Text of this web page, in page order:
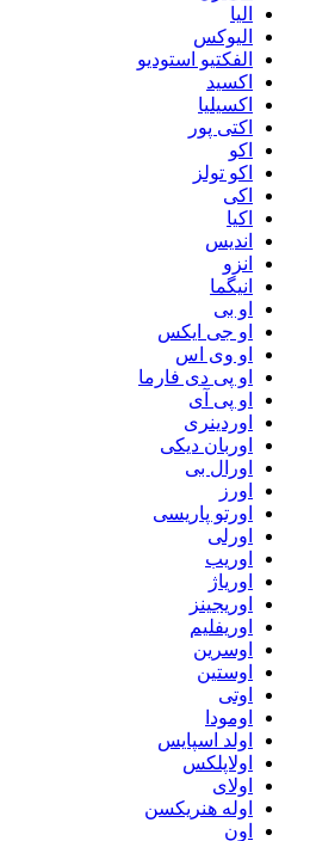
الیا
الیوکس
الفکتیو استودیو
اکسید
اکسیلیا
اکتی پور
اکو
اکو تولز
اکی
اکیا
اندیس
انزو
انیگما
او بی
او جی ایکس
او وی اس
او پی دی فارما
او پی آی
اوردینری
اوربان دیکی
اورال بی
اورز
اورتو پاریسی
اورلی
اوریب
اوریاژ
اوریجینز
اوریفلیم
اوسرین
اوستین
اوتی
اومودا
اولد اسپایس
اولاپلکس
اولای
اوله هنریکسن
اون